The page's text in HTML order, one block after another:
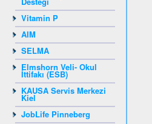
Vitamin P
AIM
SELMA
Elmshorn Veli- Okul
İttifakı (ESB)
KAUSA Servis Merkezi
Kiel
JobLife Pinneberg